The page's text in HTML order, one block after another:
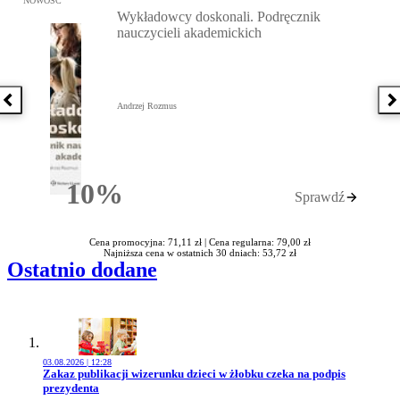
Poprzednia książka
10%Rabatu
Wykładowcy doskonali. Podręcznik
nauczycieli akademickich
Andrzej Rozmus
Sprawdź
Cena promocyjna: 71,11 zł | Cena regularna: 79,00 zł
Najniższa cena w ostatnich 30 dniach: 53,72 zł
Ostatnio dodane
03.08.2026 | 12:28
Przejdź do artykułu:
Zakaz publikacji wizerunku dzieci w żłobku czeka na podpis
prezydenta